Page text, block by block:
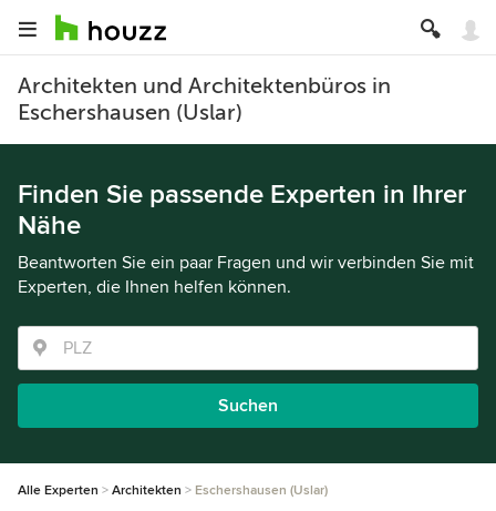
Architekten und Architektenbüros in
Eschershausen (Uslar)
Finden Sie passende Experten in Ihrer
Nähe
Beantworten Sie ein paar Fragen und wir verbinden Sie mit
Experten, die Ihnen helfen können.
Suchen
Alle Experten Architekten Eschershausen (Uslar)